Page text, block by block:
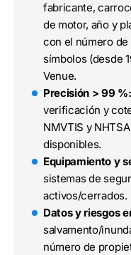
fabricante,
de motor, año y
con el número
símbolos (desde
Venue.
Precisión > 99 %:
verificación y
NMVTIS y
disponibles.
Equipamiento y
sistemas de
activos/cerrados.
Datos y riesgos
salvamento/
número de